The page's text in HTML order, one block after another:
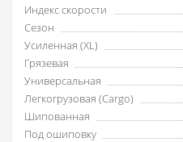
Индекс скорости
Сезон
Усиленная (XL)
Грязевая
Универсальная
Легкогрузовая (Cargo)
Шипованная
Под ошиповку